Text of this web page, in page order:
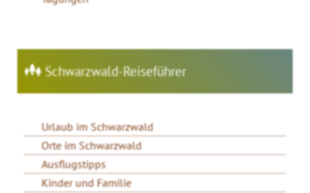
Schwarzwald-Reiseführer
Urlaub im Schwarzwald
Orte im Schwarzwald
Ausflugstipps
Kinder und Familie